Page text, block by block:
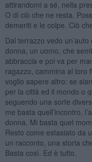
attirandomi a sé, nella
O di ciò che ne resta.
demeriti e le colpe. Ciò
Dal terrazzo vedo
donna, un uomo, che
abbraccia e poi va per
ragazzo, cammina al loro
voglio sapere altro: se
per la città ed il mondo o
seguendo una sorte
me basta quell’incontro,
donna. Mi basta quel
Resto come estasiato da
un racconto, una storia
Basta così. Ed è tutto.